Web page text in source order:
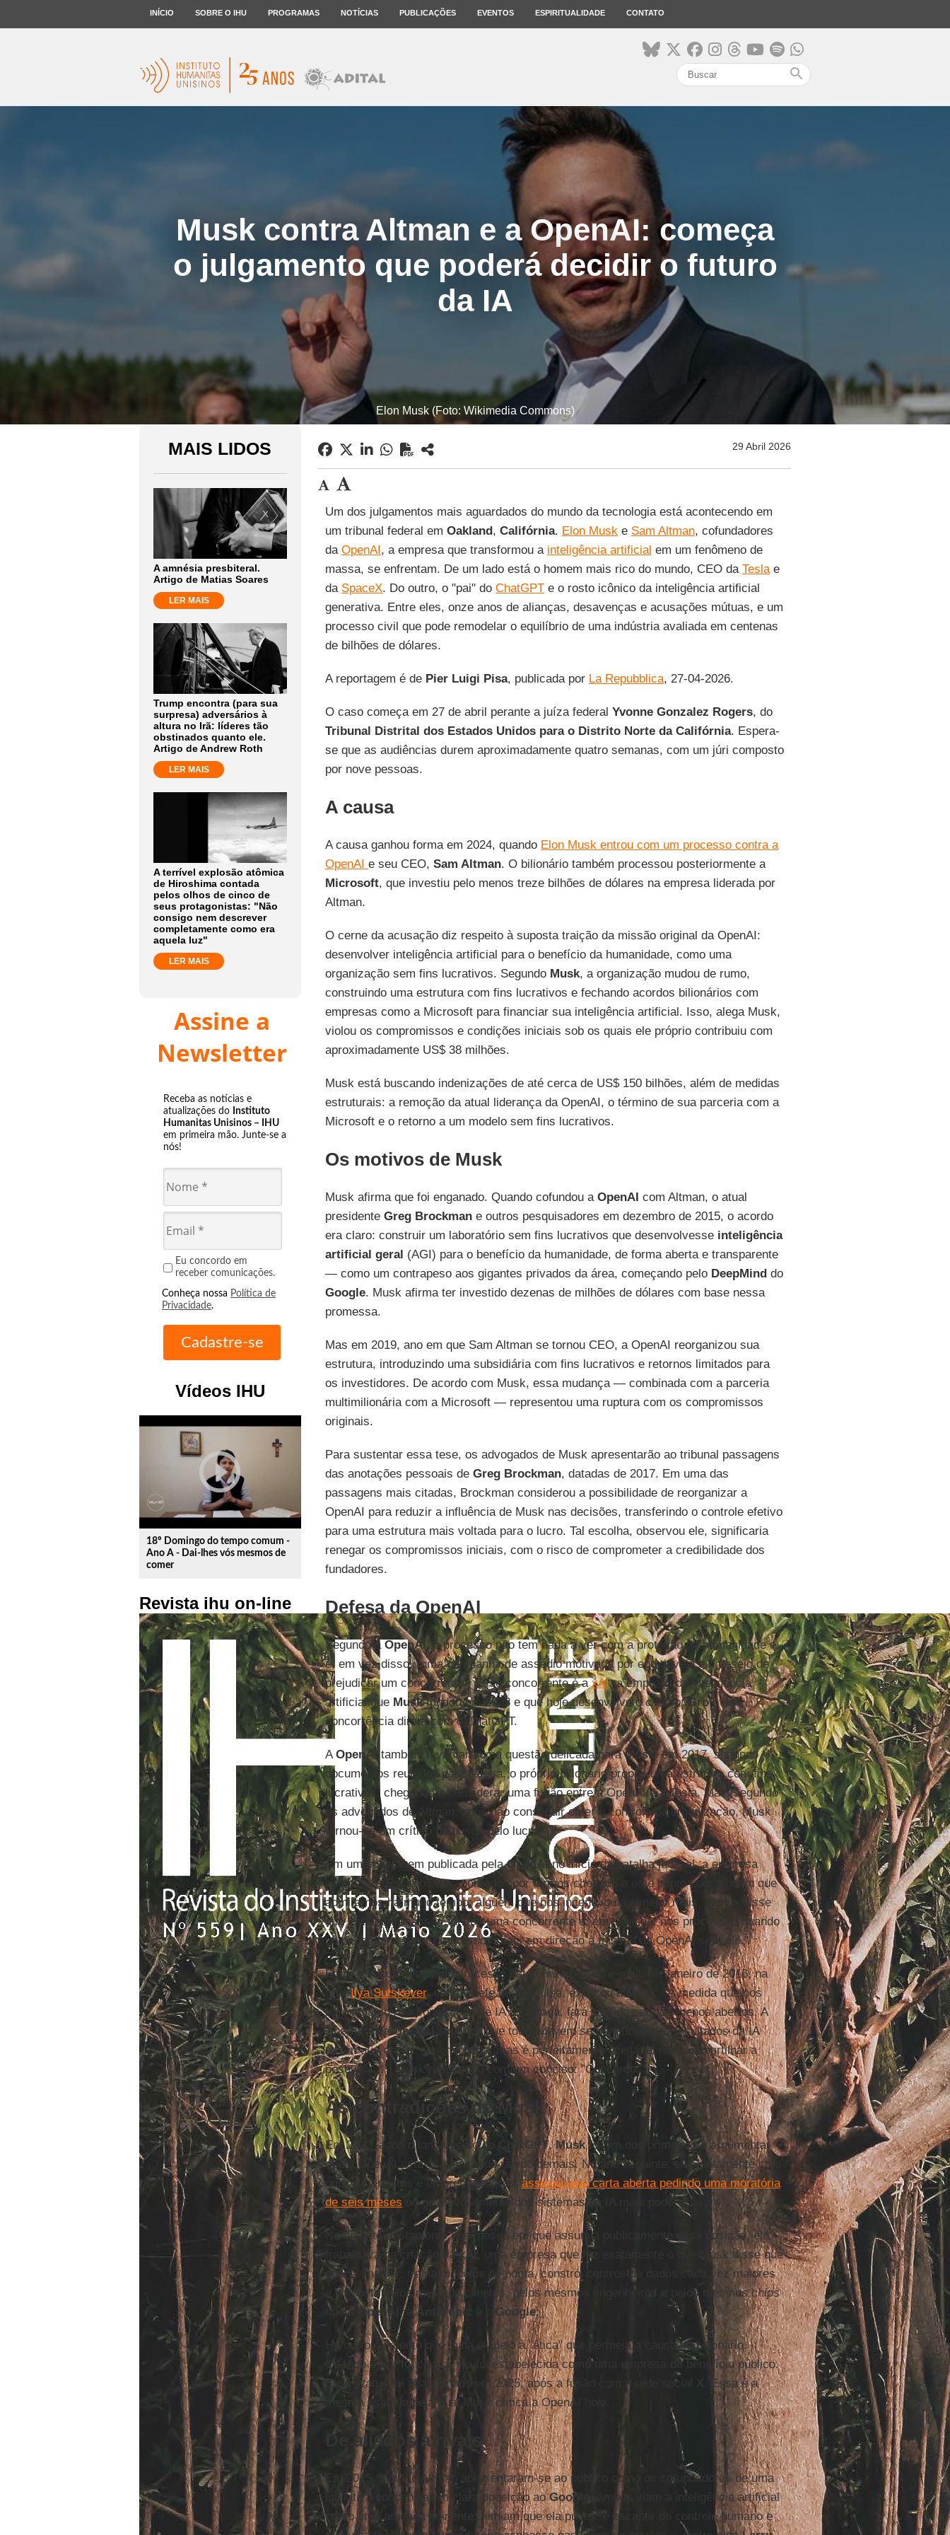
INÍCIO SOBRE O IHU PROGRAMAS NOTÍCIAS PUBLICAÇÕES EVENTOS ESPIRITUALIDADE CONTATO
search
Musk contra Altman e a OpenAI: começa
o julgamento que poderá decidir o futuro
da IA
Elon Musk (Foto: Wikimedia Commons)
MAIS LIDOS
A amnésia presbiteral.
Artigo de Matias Soares
LER MAIS
Trump encontra (para sua
surpresa) adversários à
altura no Irã: líderes tão
obstinados quanto ele.
Artigo de Andrew Roth
LER MAIS
A terrível explosão atômica
de Hiroshima contada
pelos olhos de cinco de
seus protagonistas: "Não
consigo nem descrever
completamente como era
aquela luz"
LER MAIS
Assine a
Newsletter
Receba as notícias e
atualizações do Instituto
Humanitas Unisinos – IHU
em primeira mão. Junte-se a
nós!
Eu concordo em
receber comunicações.
Conheça nossa Política de
Privacidade.
Vídeos IHU
play_circle_outline
18º Domingo do tempo comum -
Ano A - Dai-lhes vós mesmos de
comer
Revista ihu on-line
29 Abril 2026
Um dos julgamentos mais aguardados do mundo da tecnologia está acontecendo em
um tribunal federal em Oakland, Califórnia. Elon Muske Sam Altman, cofundadores
da OpenAI, a empresa que transformou a inteligência artificial em um fenômeno de
massa, se enfrentam. De um lado está o homem mais rico do mundo, CEO da Teslae
da SpaceX. Do outro, o "pai" do ChatGPTe o rosto icônico da inteligência artificial
generativa. Entre eles, onze anos de alianças, desavenças e acusações mútuas, e um
processo civil que pode remodelar o equilíbrio de uma indústria avaliada em centenas
de bilhões de dólares.
A reportagem é de Pier Luigi Pisa, publicada por La Repubblica, 27-04-2026.
O caso começa em 27 de abril perante a juíza federal Yvonne Gonzalez Rogers, do
Tribunal Distrital dos Estados Unidos para o Distrito Norte da Califórnia. Espera-
se que as audiências durem aproximadamente quatro semanas, com um júri composto
por nove pessoas.
A causa
A causa ganhou forma em 2024, quando Elon Musk entrou com um processo contra a
OpenAI e seu CEO, Sam Altman. O bilionário também processou posteriormente a
Microsoft, que investiu pelo menos treze bilhões de dólares na empresa liderada por
Altman.
O cerne da acusação diz respeito à suposta traição da missão original da OpenAI:
desenvolver inteligência artificial para o benefício da humanidade, como uma
organização sem fins lucrativos. Segundo Musk, a organização mudou de rumo,
construindo uma estrutura com fins lucrativos e fechando acordos bilionários com
empresas como a Microsoft para financiar sua inteligência artificial. Isso, alega Musk,
violou os compromissos e condições iniciais sob os quais ele próprio contribuiu com
aproximadamente US$ 38 milhões.
Musk está buscando indenizações de até cerca de US$ 150 bilhões, além de medidas
estruturais: a remoção da atual liderança da OpenAI, o término de sua parceria com a
Microsoft e o retorno a um modelo sem fins lucrativos.
Os motivos de Musk
Musk afirma que foi enganado. Quando cofundou a OpenAI com Altman, o atual
presidente Greg Brockmane outros pesquisadores em dezembro de 2015, o acordo
era claro: construir um laboratório sem fins lucrativos que desenvolvesse inteligência
artificial geral (AGI) para o benefício da humanidade, de forma aberta e transparente
— como um contrapeso aos gigantes privados da área, começando pelo DeepMinddo
Google. Musk afirma ter investido dezenas de milhões de dólares com base nessa
promessa.
Mas em 2019, ano em que Sam Altman se tornou CEO, a OpenAI reorganizou sua
estrutura, introduzindo uma subsidiária com fins lucrativos e retornos limitados para
os investidores. De acordo com Musk, essa mudança — combinada com a parceria
multimilionária com a Microsoft — representou uma ruptura com os compromissos
originais.
Para sustentar essa tese, os advogados de Musk apresentarão ao tribunal passagens
das anotações pessoais de Greg Brockman, datadas de 2017. Em uma das
passagens mais citadas, Brockman considerou a possibilidade de reorganizar a
OpenAI para reduzir a influência de Musk nas decisões, transferindo o controle efetivo
para uma estrutura mais voltada para o lucro. Tal escolha, observou ele, significaria
renegar os compromissos iniciais, com o risco de comprometer a credibilidade dos
fundadores.
Defesa da OpenAI
Segundo a OpenAI , o processo não tem nada a ver com a proteção da humanidade e
é, em vez disso, "uma campanha de assédio motivada por ego, inveja e o desejo de
prejudicar um concorrente". Esse concorrente é axAI, a empresa de inteligência
artificial que Muskfundou em 2023 e que hoje desenvolve ochatbot Grok, em
concorrência direta com o ChatGPT.
AOpenAI também levantará uma questão delicada paraMusk : em 2017, segundo
documentos reunidos pela defesa, o próprio bilionário propôs uma estrutura com fins
lucrativos, chegando a considerar uma fusão entre a OpenAI e a Tesla. Mas, segundo
os advogados de Altman, após não conseguir obter o controle da organização, Musk
tornou-se um crítico da busca pelo lucro.
Em uma postagem publicada pelaOpenAIno início da batalha judicial, a empresa
escreveu: "Estamos desapontados por termos chegado a este ponto com alguém que
admiramos há muito tempo: alguém que nos incentivou a almejar mais, depois disse
que iríamos fracassar, fundou uma concorrente e, em seguida, nos processou quando
começamos a fazer progressos reais em direção à missão da OpenAI sem ele."
Entre os documentos do processo está uma troca de e-mails de janeiro de 2016, na
qualIlya Sutskever, então chefe de pesquisa, explicou a Musk
: "À medida que nos
aproximamos da construção de IA avançada, fará sentido sermos menos abertos. A
'abertura' daOpenAI
significa que todos devem se beneficiar dos resultados da IA
assim que ela for desenvolvida, mas é perfeitamente aceitável não compartilhar a
pesquisa…". Musk respondeu com um conciso: "Concordo."
As contradições de Musk
Em 2022, após o lançamento do ChatGPT,Muskfoi um dos primeiros a argumentar
que a OpenAI estava avançando rápido demais. No ano seguinte, ele, juntamente com
outros cientistas e empreendedores, assinou uma carta aberta pedindo uma moratória
de seis meses no desenvolvimento dos sistemas de IA mais poderosos.
No entanto, justamente nos meses em que assumia publicamente essa posição, ele
trabalhava na criação daxAI, uma empresa que faz exatamente o que Musk disse que
queria impedir: treina modelos de ponta, constrói centros de dados cada vez maiores
e compete pelos mesmos clientes, pelos mesmos engenheiros e pelos mesmoschips
que a
OpenAI , aAnthropic Google.
Há outro elemento que mina o apelo à "ética" que permeia a causa do bilionário.
Quando a xAI foi criada, ela foi estabelecida como uma empresa de benefício público.
Esse status foi abandonado em 2025, após a fusão com a rede social
. Essa é a
mesma escolha pela qual Musk critica a OpenAI hoje.
De aliados a rivais
Em 2015, Musk e Altman apresentaram-se ao público como os cofundadores de uma
iniciativa concebida em clara oposição aoGoogle
. Ambos viam a inteligência artificial
como uma ameaça iminente: temiam que ela pudesse escapar do controle humano e